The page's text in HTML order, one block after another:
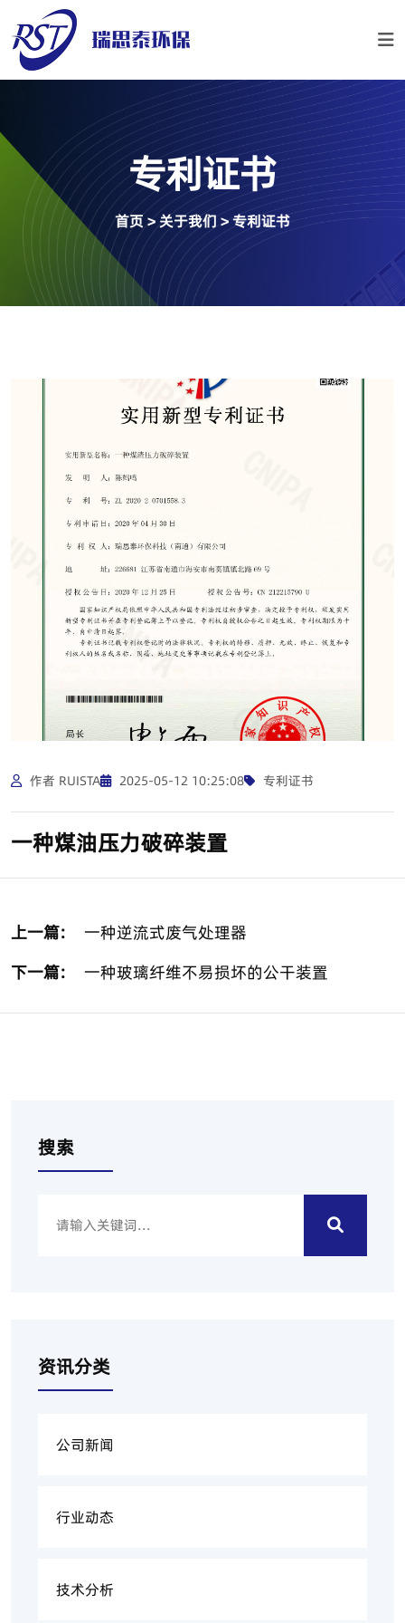
专利证书
首页 >关于我们 >专利证书
作者 RUISTA 2025-05-12 10:25:08 专利证书
一种煤油压力破碎装置
上一篇:
一种逆流式废气处理器
下一篇:
一种玻璃纤维不易损坏的公干装置
搜索
资讯分类
公司新闻
行业动态
技术分析